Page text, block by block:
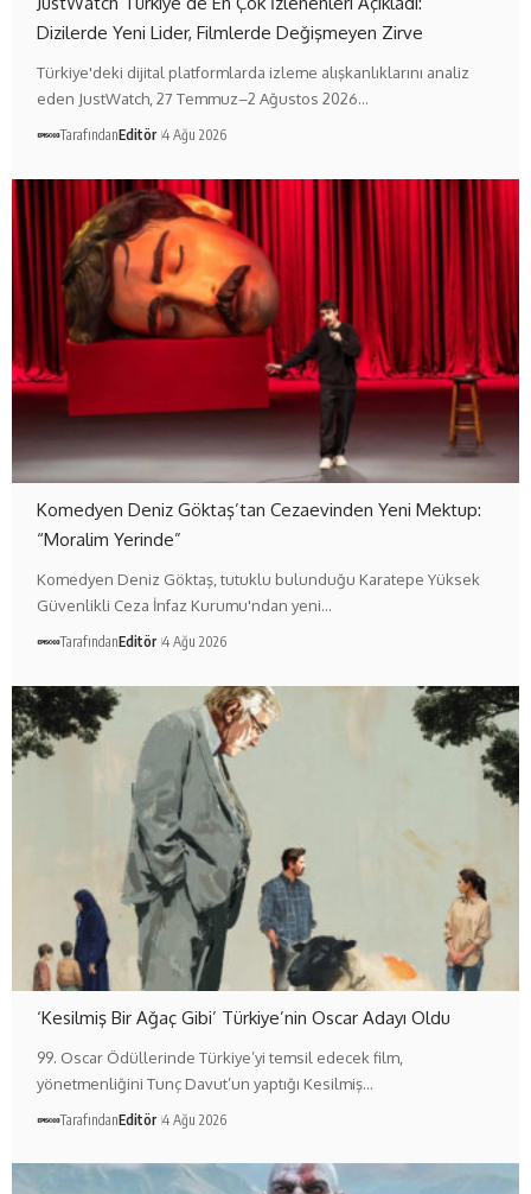
Dizilerde Yeni Lider, Filmlerde Değişmeyen Zirve
Türkiye'deki dijital platformlarda izleme alışkanlıklarını analiz
eden JustWatch, 27 Temmuz–2 Ağustos 2026…
TarafındanEditör 4 Ağu 2026
Komedyen Deniz Göktaş’tan Cezaevinden Yeni Mektup:
“Moralim Yerinde”
Komedyen Deniz Göktaş, tutuklu bulunduğu Karatepe Yüksek
Güvenlikli Ceza İnfaz Kurumu'ndan yeni…
TarafındanEditör 4 Ağu 2026
‘Kesilmiş Bir Ağaç Gibi’ Türkiye’nin Oscar Adayı Oldu
99. Oscar Ödüllerinde Türkiye’yi temsil edecek film,
yönetmenliğini Tunç Davut’un yaptığı Kesilmiş…
TarafındanEditör 4 Ağu 2026